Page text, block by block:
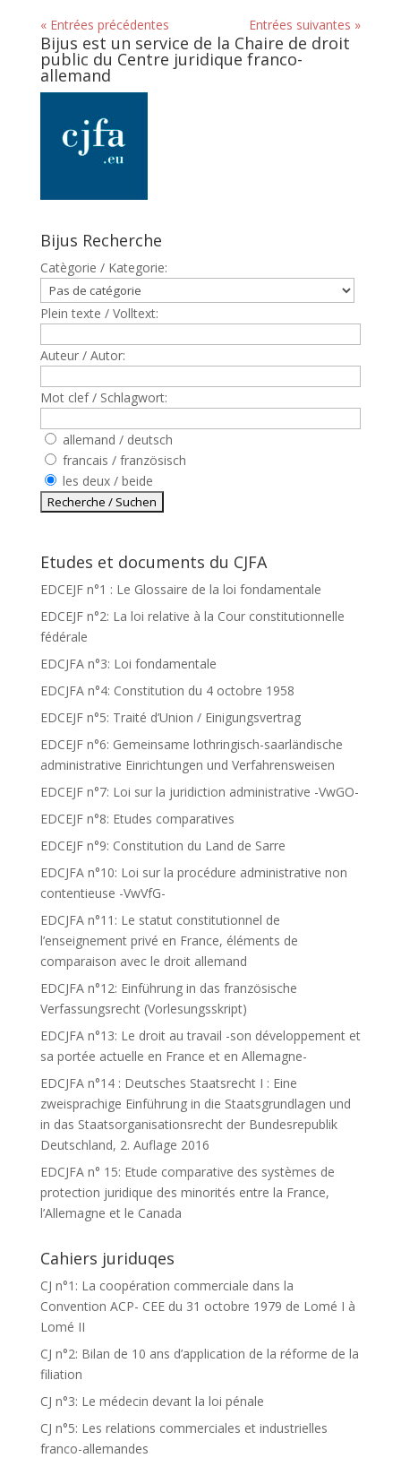
« Entrées précédentes Entrées suivantes »
Bijus est un service de la Chaire de droit
public du Centre juridique franco-
allemand
Bijus Recherche
Catègorie / Kategorie:
Plein texte / Volltext:
Auteur / Autor:
Mot clef / Schlagwort:
allemand / deutsch
francais / französisch
les deux / beide
Etudes et documents du CJFA
EDCEJF n°1 : Le Glossaire de la loi fondamentale
EDCEJF n°2: La loi relative à la Cour constitutionnelle
fédérale
EDCJFA n°3: Loi fondamentale
EDCJFA n°4: Constitution du 4 octobre 1958
EDCEJF n°5: Traité d’Union / Einigungsvertrag
EDCEJF n°6: Gemeinsame lothringisch-saarländische
administrative Einrichtungen und Verfahrensweisen
EDCEJF n°7: Loi sur la juridiction administrative -VwGO-
EDCEJF n°8: Etudes comparatives
EDCEJF n°9: Constitution du Land de Sarre
EDCJFA n°10: Loi sur la procédure administrative non
contentieuse -VwVfG-
EDCJFA n°11: Le statut constitutionnel de
l’enseignement privé en France, éléments de
comparaison avec le droit allemand
EDCJFA n°12: Einführung in das französische
Verfassungsrecht (Vorlesungsskript)
EDCJFA n°13: Le droit au travail -son développement et
sa portée actuelle en France et en Allemagne-
EDCJFA n°14 : Deutsches Staatsrecht I : Eine
zweisprachige Einführung in die Staatsgrundlagen und
in das Staatsorganisationsrecht der Bundesrepublik
Deutschland, 2. Auflage 2016
EDCJFA n° 15: Etude comparative des systèmes de
protection juridique des minorités entre la France,
l’Allemagne et le Canada
Cahiers juriduqes
CJ n°1: La coopération commerciale dans la
Convention ACP- CEE du 31 octobre 1979 de Lomé I à
Lomé II
CJ n°2: Bilan de 10 ans d’application de la réforme de la
filiation
CJ n°3: Le médecin devant la loi pénale
CJ n°5: Les relations commerciales et industrielles
franco-allemandes